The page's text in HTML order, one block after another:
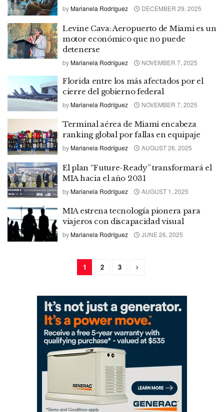
byMarianela Rodríguez DECEMBER 29, 2025
Levine Cava: Aeropuerto de Miami es un
motor económico que no puede
detenerse
byMarianela Rodríguez NOVEMBER 7, 2025
Florida entre los más afectados por el
cierre del gobierno federal
byMarianela Rodríguez NOVEMBER 7, 2025
Terminal aérea de Miami encabeza
ranking global por fallas en equipaje
byMarianela Rodríguez AUGUST 26, 2025
El plan “Future-Ready” transformará el
MIA hacia el año 2031
byMarianela Rodríguez AUGUST 1, 2025
MIA estrena tecnología pionera para
viajeros con discapacidad visual
byMarianela Rodríguez JUNE 26, 2025
1 2 3